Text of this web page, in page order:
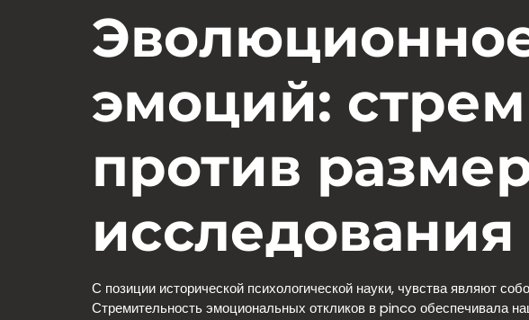
эмоций:
против
исследования
С позиции исторической психологической науки, чувства являют
Стремительность эмоциональных откликов в pinco обеспечивала